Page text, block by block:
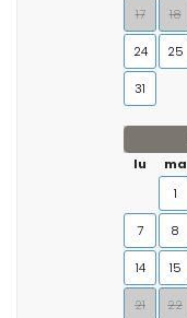
17 18
24 25
31
lu
ma
1
7 8
14 15
21 22